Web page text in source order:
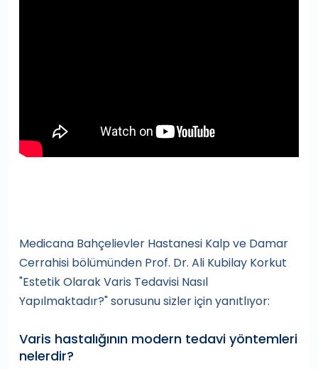
Medicana Bahçelievler Hastanesi Kalp ve Damar
Cerrahisi bölümünden Prof. Dr. Ali Kubilay Korkut
"Estetik Olarak Varis Tedavisi Nasıl
Yapılmaktadır?" sorusunu sizler için yanıtlıyor:
Varis hastalığının modern tedavi yöntemleri
nelerdir?